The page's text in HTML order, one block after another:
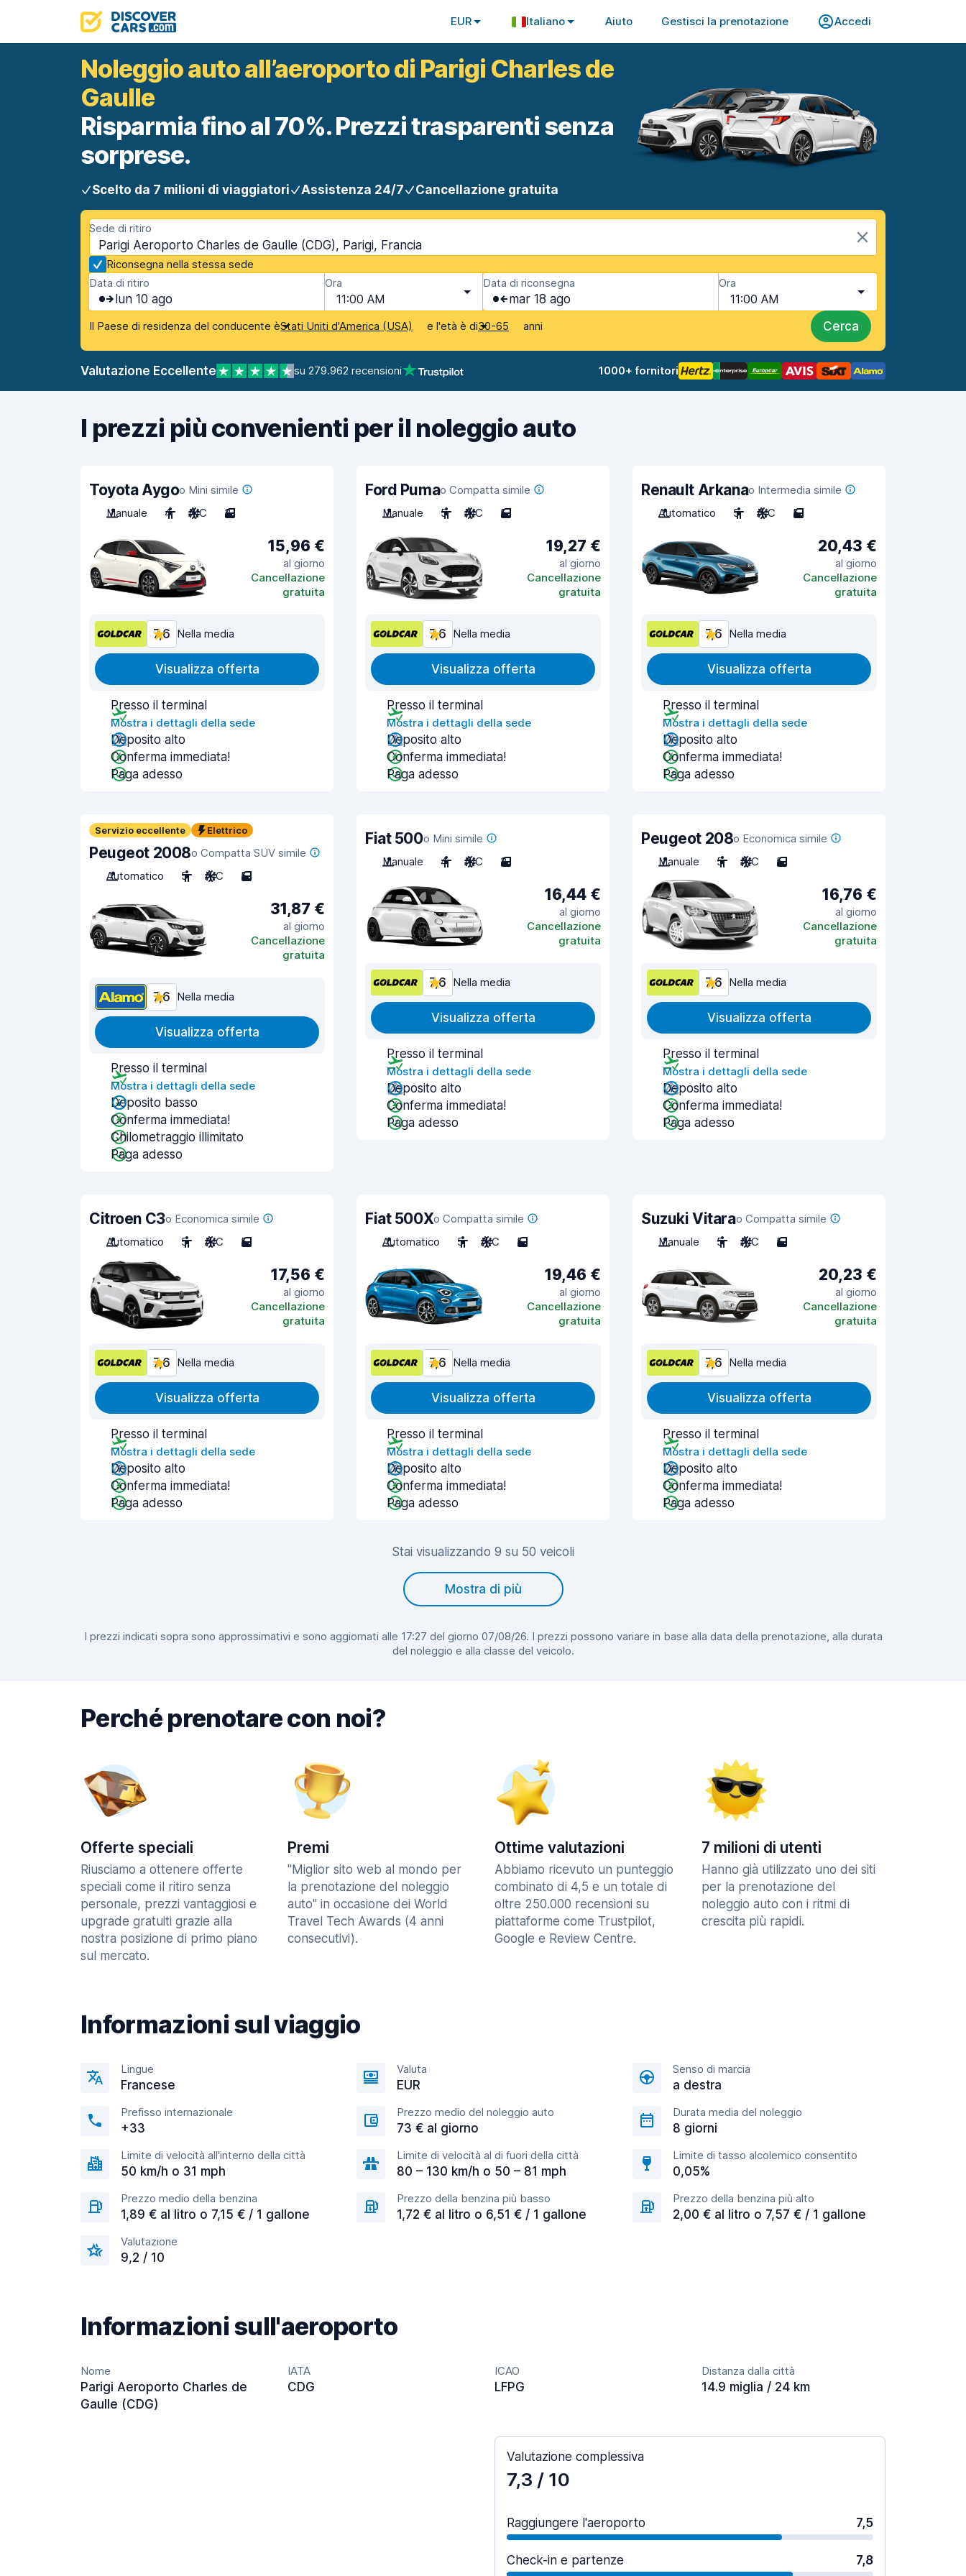
EUR Italiano Aiuto Gestisci la prenotazione Accedi
Noleggio auto all’aeroporto di Parigi Charles de
Gaulle
Risparmia fino al 70%. Prezzi trasparenti senza
sorprese.
Scelto da 7 milioni di viaggiatori Assistenza 24/7 Cancellazione gratuita
Sede di ritiro
Parigi Aeroporto Charles de Gaulle (CDG), Parigi, Francia
Riconsegna nella stessa sede
Data di ritiro
lun 10 ago
Ora
11:00 AM
Data di riconsegna
mar 18 ago
Ora
11:00 AM
Il Paese di residenza del conducente èStati Uniti d'America (USA) e l'età è di30-65 anni Cerca
Valutazione Eccellente su 279.962 recensioni 1000+ fornitori
I prezzi più convenienti per il noleggio auto
Toyota Aygoo Mini simile
Manuale
4 A/C 3
15,96 €
al giorno
Cancellazione
gratuita
7,6 Nella media
Visualizza offerta
Presso il terminal
Mostra i dettagli della sede
Deposito alto
Conferma immediata!
Paga adesso
Ford Pumao Compatta simile
Manuale
5 A/C 5
19,27 €
al giorno
Cancellazione
gratuita
7,6 Nella media
Visualizza offerta
Presso il terminal
Mostra i dettagli della sede
Deposito alto
Conferma immediata!
Paga adesso
Renault Arkanao Intermedia simile
Automatico
5 A/C 5
20,43 €
al giorno
Cancellazione
gratuita
7,6 Nella media
Visualizza offerta
Presso il terminal
Mostra i dettagli della sede
Deposito alto
Conferma immediata!
Paga adesso
Servizio eccellente Elettrico
Peugeot 2008o Compatta SUV simile
Automatico
5 A/C 5
31,87 €
al giorno
Cancellazione
gratuita
7,6 Nella media
Visualizza offerta
Presso il terminal
Mostra i dettagli della sede
Deposito basso
Conferma immediata!
Chilometraggio illimitato
Paga adesso
Fiat 500o Mini simile
Manuale
4 A/C 3
16,44 €
al giorno
Cancellazione
gratuita
7,6 Nella media
Visualizza offerta
Presso il terminal
Mostra i dettagli della sede
Deposito alto
Conferma immediata!
Paga adesso
Peugeot 208o Economica simile
Manuale
5 A/C 5
16,76 €
al giorno
Cancellazione
gratuita
7,6 Nella media
Visualizza offerta
Presso il terminal
Mostra i dettagli della sede
Deposito alto
Conferma immediata!
Paga adesso
Citroen C3o Economica simile
Automatico
5 A/C 5
17,56 €
al giorno
Cancellazione
gratuita
7,6 Nella media
Visualizza offerta
Presso il terminal
Mostra i dettagli della sede
Deposito alto
Conferma immediata!
Paga adesso
Fiat 500Xo Compatta simile
Automatico
5 A/C 5
19,46 €
al giorno
Cancellazione
gratuita
7,6 Nella media
Visualizza offerta
Presso il terminal
Mostra i dettagli della sede
Deposito alto
Conferma immediata!
Paga adesso
Suzuki Vitarao Compatta simile
Manuale
5 A/C 5
20,23 €
al giorno
Cancellazione
gratuita
7,6 Nella media
Visualizza offerta
Presso il terminal
Mostra i dettagli della sede
Deposito alto
Conferma immediata!
Paga adesso
Stai visualizzando 9 su 50 veicoli
Mostra di più
I prezzi indicati sopra sono approssimativi e sono aggiornati alle 17:27 del giorno 07/08/26. I prezzi possono variare in base alla data della prenotazione, alla durata
del noleggio e alla classe del veicolo.
Perché prenotare con noi?
Offerte speciali
Riusciamo a ottenere offerte
speciali come il ritiro senza
personale, prezzi vantaggiosi e
upgrade gratuiti grazie alla
nostra posizione di primo piano
sul mercato.
Premi
"Miglior sito web al mondo per
la prenotazione del noleggio
auto" in occasione dei World
Travel Tech Awards (4 anni
consecutivi).
Ottime valutazioni
Abbiamo ricevuto un punteggio
combinato di 4,5 e un totale di
oltre 250.000 recensioni su
piattaforme come Trustpilot,
Google e Review Centre.
7 milioni di utenti
Hanno già utilizzato uno dei siti
per la prenotazione del
noleggio auto con i ritmi di
crescita più rapidi.
Informazioni sul viaggio
Lingue
Francese
Valuta
EUR
Senso di marcia
a destra
Prefisso internazionale
+33
Prezzo medio del noleggio auto
73 € al giorno
Durata media del noleggio
8 giorni
Limite di velocità all'interno della città
50 km/h o 31 mph
Limite di velocità al di fuori della città
80 – 130 km/h o 50 – 81 mph
Limite di tasso alcolemico consentito
0,05%
Prezzo medio della benzina
1,89 € al litro o 7,15 € / 1 gallone
Prezzo della benzina più basso
1,72 € al litro o 6,51 € / 1 gallone
Prezzo della benzina più alto
2,00 € al litro o 7,57 € / 1 gallone
Valutazione
9,2 / 10
Informazioni sull'aeroporto
Nome
Parigi Aeroporto Charles de
Gaulle (CDG)
IATA
CDG
ICAO
LFPG
Distanza dalla città
14.9 miglia / 24 km
Valutazione complessiva
7,3 / 10
Raggiungere l'aeroporto 7,5
Check-in e partenze 7,8